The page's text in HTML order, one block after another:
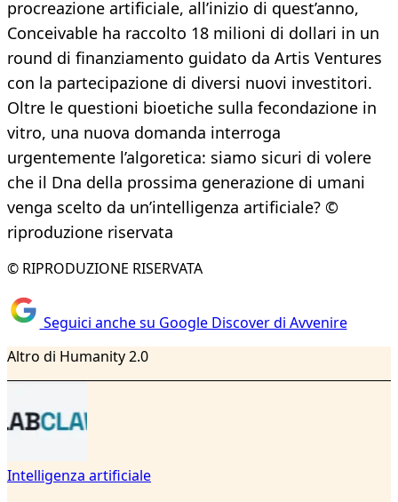
procreazione artificiale, all’inizio di quest’anno,
Conceivable ha raccolto 18 milioni di dollari in un
round di finanziamento guidato da Artis Ventures
con la partecipazione di diversi nuovi investitori.
Oltre le questioni bioetiche sulla fecondazione in
vitro, una nuova domanda interroga
urgentemente l’algoretica: siamo sicuri di volere
che il Dna della prossima generazione di umani
venga scelto da un’intelligenza artificiale? ©
riproduzione riservata
© RIPRODUZIONE RISERVATA
Seguici anche su Google Discover di Avvenire
Altro di Humanity 2.0
Intelligenza artificiale